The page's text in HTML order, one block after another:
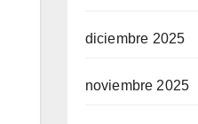
diciembre 2025
noviembre 2025